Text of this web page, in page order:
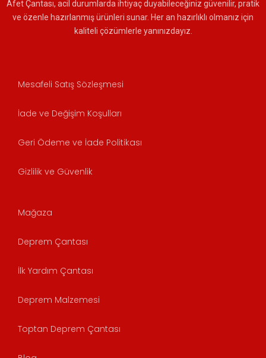
Afet Çantası, acil durumlarda ihtiyaç duyabileceğiniz güvenilir, pratik
ve özenle hazırlanmış ürünleri sunar. Her an hazırlıklı olmanız için
kaliteli çözümlerle yanınızdayız.
Mesafeli Satış Sözleşmesi
İade ve Değişim Koşulları
Geri Ödeme ve İade Politikası
Gizlilik ve Güvenlik
Mağaza
Deprem Çantası
İlk Yardım Çantası
Deprem Malzemesi
Toptan Deprem Çantası